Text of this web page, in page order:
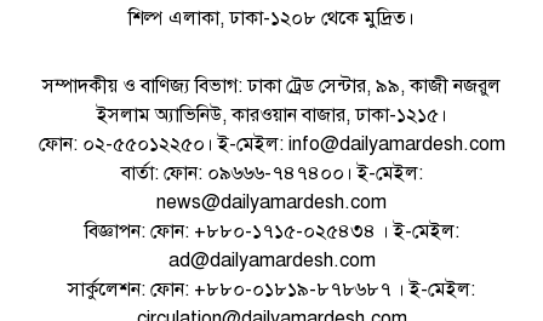
শিল্প এলাকা, ঢাকা-১২০৮ থেকে মুদ্রিত।
সম্পাদকীয় ও বাণিজ্য বিভাগ: ঢাকা ট্রেড সেন্টার, ৯৯, কাজী নজরুল
ইসলাম অ্যাভিনিউ, কারওয়ান বাজার, ঢাকা-১২১৫।
ফোন: ০২-৫৫০১২২৫০। ই-মেইল: info@dailyamardesh.com
বার্তা: ফোন: ০৯৬৬৬-৭৪৭৪০০। ই-মেইল:
news@dailyamardesh.com
বিজ্ঞাপন: ফোন: +৮৮০-১৭১৫-০২৫৪৩৪ । ই-মেইল:
ad@dailyamardesh.com
সার্কুলেশন: ফোন: +৮৮০-০১৮১৯-৮৭৮৬৮৭ । ই-মেইল: